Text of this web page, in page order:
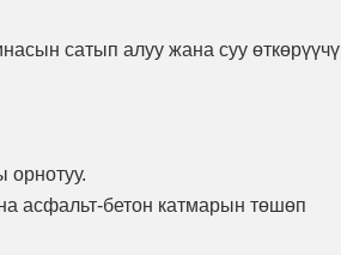
сатып алуу жана суу өткөрүүчү
орнотуу.
асфальт-бетон катмарын төшөп